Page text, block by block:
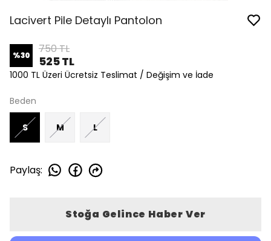
Lacivert Pile Detaylı Pantolon
%30 750 TL
525 TL
1000 TL Üzeri Ücretsiz Teslimat / Değişim ve İade
Beden
S M L
Paylaş:
Stoğa Gelince Haber Ver